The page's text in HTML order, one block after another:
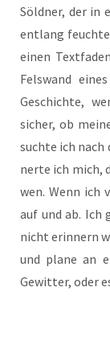
Söld­ner, der in
ent­lang
einen
Fels­wand
Geschich­te,
sicher, ob
such­te ich
ner­te ich mich,
wen. Wenn ich
auf und ab. Ich
nicht erin­nern
und pla­ne an
Gewit­ter, oder